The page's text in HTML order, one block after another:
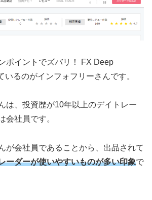
ポイントでズバリ！ FX Deep
いるのがインフォフリーさんです。
は、投資歴が10年以上のデイトレー
会社員です。
が会社員であることから、出品されて
ーダーが使いやすいものが多い印象で